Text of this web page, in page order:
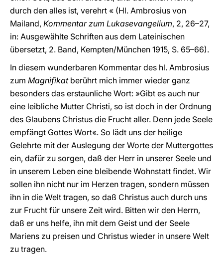
durch den alles ist, verehrt « (Hl. Ambrosius von
Mailand, Kommentar zum Lukasevangelium, 2, 26–27,
in: Ausgewählte Schriften aus dem Lateinischen
übersetzt, 2. Band, Kempten/München 1915, S. 65–66).
In diesem wunderbaren Kommentar des hl. Ambrosius
zum Magnifikatberührt mich immer wieder ganz
besonders das erstaunliche Wort: »Gibt es auch nur
eine leibliche Mutter Christi, so ist doch in der Ordnung
des Glaubens Christus die Frucht aller. Denn jede Seele
empfängt Gottes Wort«. So lädt uns der heilige
Gelehrte mit der Auslegung der Worte der Muttergottes
ein, dafür zu sorgen, daß der Herr in unserer Seele und
in unserem Leben eine bleibende Wohnstatt findet. Wir
sollen ihn nicht nur im Herzen tragen, sondern müssen
ihn in die Welt tragen, so daß Christus auch durch uns
zur Frucht für unsere Zeit wird. Bitten wir den Herrn,
daß er uns helfe, ihn mit dem Geist und der Seele
Mariens zu preisen und Christus wieder in unsere Welt
zu tragen.